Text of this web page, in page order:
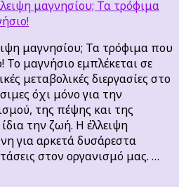
Μήπως
έχετε
έλλειψη
μαγνησίου;
Τα
τρόφιμα
που
μας
«κλέβουν»
μαγνήσιο!
μαγνησίου; Τα τρόφιμα που
Το μαγνήσιο εμπλέκεται σε
μεταβολικές διεργασίες στο
όχι μόνο για την
της πέψης και της
την ζωή. Η έλλειψη
για αρκετά δυσάρεστα
στον οργανισμό μας. …